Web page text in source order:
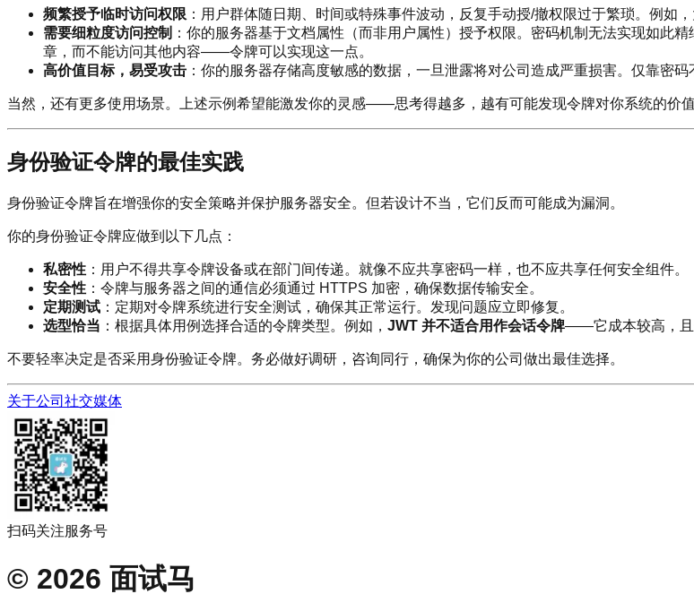
频繁授予临时访问权限 ：用户群体随日期、时间或特殊事件波动，反复手动授/撤权限过于繁琐。例如
需要细粒度访问控制 ：你的服务器基于文档属性（而非用户属性）授予权限。密码机制无法实现如此
章，而不能访问其他内容——令牌可以实现这一点。
高价值目标，易受攻击 ：你的服务器存储高度敏感的数据，一旦泄露将对公司造成严重损害。仅靠密
当然，还有更多使用场景。上述示例希望能激发你的灵感——思考得越多，越有可能发现令牌对你系统的价值
身份验证令牌的最佳实践
身份验证令牌旨在增强你的安全策略并保护服务器安全。但若设计不当，它们反而可能成为漏洞。
你的身份验证令牌应做到以下几点：
私密性 ：用户不得共享令牌设备或在部门间传递。就像不应共享密码一样，也不应共享任何安全组件。
安全性 ：令牌与服务器之间的通信必须通过 HTTPS 加密，确保数据传输安全。
定期测试 ：定期对令牌系统进行安全测试，确保其正常运行。发现问题应立即修复。
选型恰当 ：根据具体用例选择合适的令牌类型。例如， JWT 并不适合用作会话令牌——它成本较高，且
不要轻率决定是否采用身份验证令牌。务必做好调研，咨询同行，确保为你的公司做出最佳选择。
关于公司 社交媒体
扫码关注服务号
© 2026 面试马